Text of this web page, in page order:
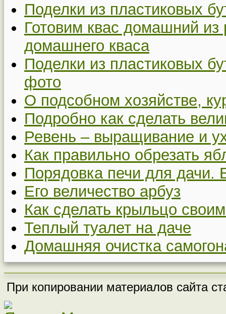
Поделки из пластиковых
Готовим квас домашний
домашнего кваса
Поделки из пластиковых
фото
О подсобном хозяйстве,
Подробно как сделать
Ревень – выращивание и
Как правильно обрезать
Порядовка печи для дачи.
Его величество арбуз
Как сделать крыльцо
Теплый туалет на даче
Домашняя очистка
При копировании материалов сайта